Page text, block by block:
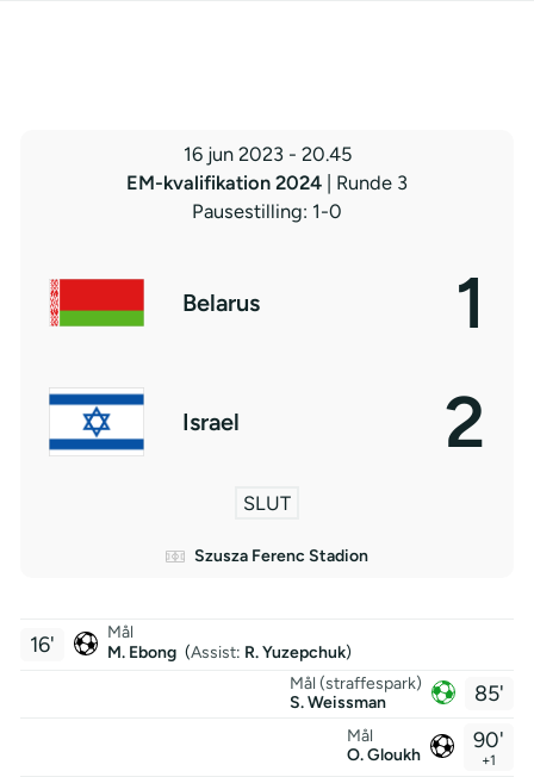
16 jun 2023 - 20.45
EM-kvalifikation 2024
| Runde 3
Pausestilling: 1-0
Belarus 1
Israel 2
SLUT
Szusza Ferenc Stadion
Mål
M. Ebong (Assist: R. Yuzepchuk)
16'
85'
Mål (straffespark)
S. Weissman
90'
+1
Mål
O. Gloukh